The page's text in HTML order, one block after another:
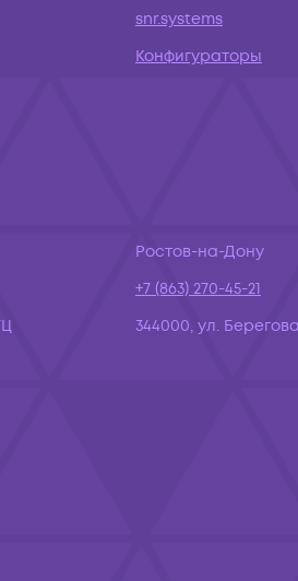
snr.systems
Конфигураторы
Ростов-на-Дону
+7 (863) 270-45-21
344000, ул.